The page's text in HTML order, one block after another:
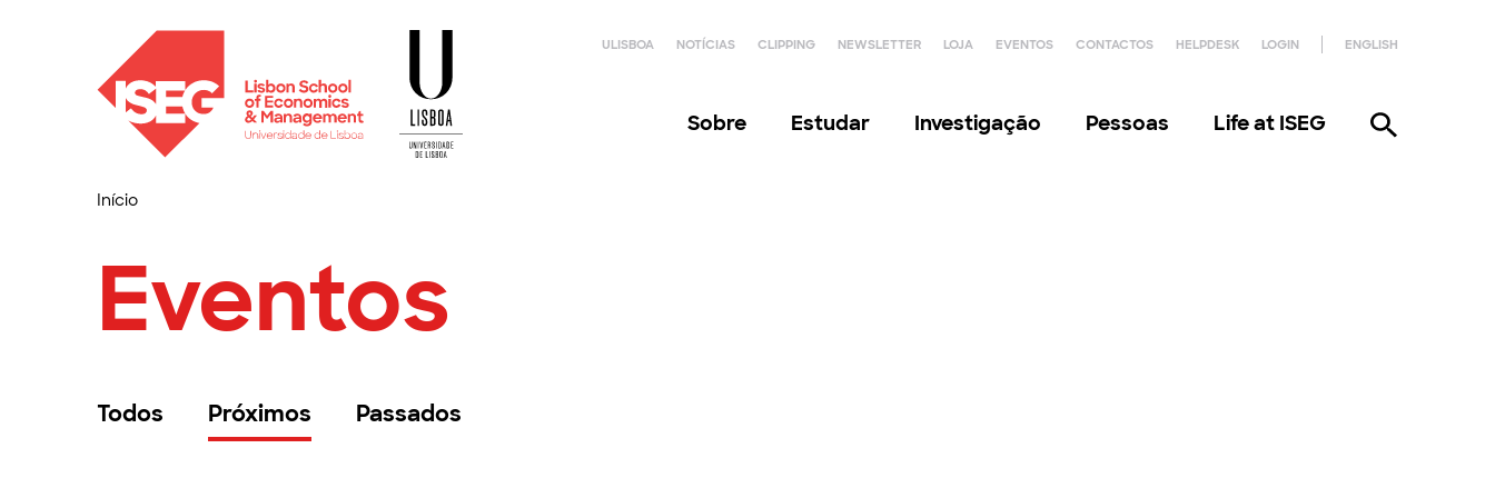
ULISBOA NOTÍCIAS CLIPPING NEWSLETTER LOJA EVENTOS CONTACTOS HELPDESK LOGIN ENGLISH
Sobre Estudar Investigação Pessoas Life at ISEG
Início
Eventos
Todos Próximos Passados